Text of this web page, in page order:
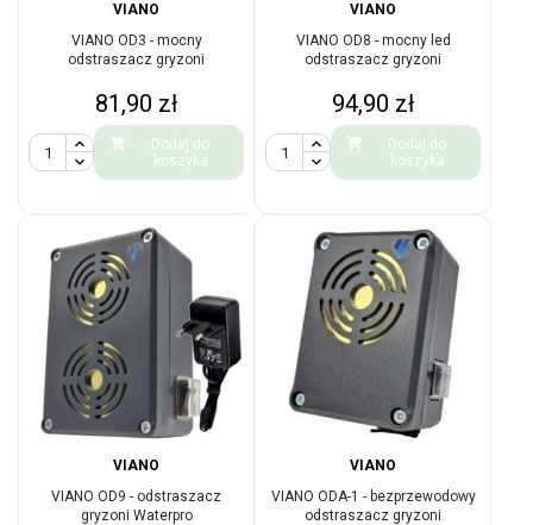
VIANO
VIANO OD3 - mocny
odstraszacz gryzoni
Cena
81,90 zł

Dodaj do
koszyka
VIANO
VIANO OD8 - mocny led
odstraszacz gryzoni
Cena
94,90 zł

Dodaj do
koszyka
VIANO
VIANO OD9 - odstraszacz
gryzoni Waterpro
VIANO
VIANO ODA-1 - bezprzewodowy
odstraszacz gryzoni